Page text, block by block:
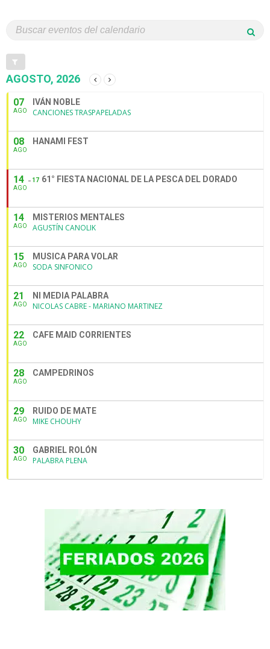
AGOSTO, 2026
07
AGO
IVÁN NOBLE
CANCIONES TRASPAPELADAS
08
AGO
HANAMI FEST
14
AGO
17 61° FIESTA NACIONAL DE LA PESCA DEL DORADO
14
AGO
MISTERIOS MENTALES
AGUSTÍN CANOLIK
15
AGO
MUSICA PARA VOLAR
SODA SINFONICO
21
AGO
NI MEDIA PALABRA
NICOLAS CABRE - MARIANO MARTINEZ
22
AGO
CAFE MAID CORRIENTES
28
AGO
CAMPEDRINOS
29
AGO
RUIDO DE MATE
MIKE CHOUHY
30
AGO
GABRIEL ROLÓN
PALABRA PLENA